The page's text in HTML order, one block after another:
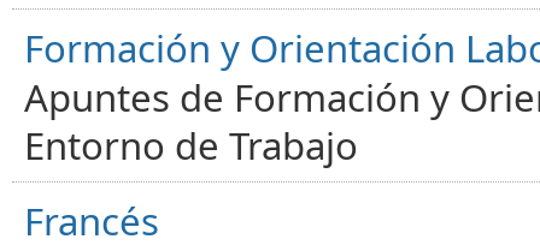
Formación y Orientación
Apuntes de Formación y
Entorno de Trabajo
Francés